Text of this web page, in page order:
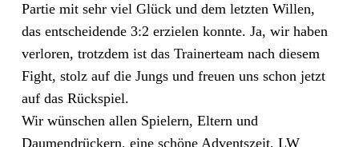
Partie mit sehr viel Glück und dem letzten Willen,
das entscheidende 3:2 erzielen konnte. Ja, wir haben
verloren, trotzdem ist das Trainerteam nach diesem
Fight, stolz auf die Jungs und freuen uns schon jetzt
auf das Rückspiel.
Wir wünschen allen Spielern, Eltern und
Daumendrückern, eine schöne Adventszeit. LW